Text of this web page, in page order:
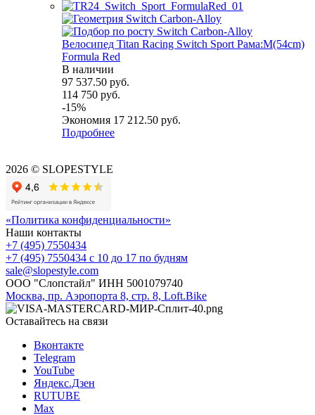
Велосипед Titan Racing Switch Sport Рама:M(54cm)
Formula Red
В наличии
97 537.50 руб.
114 750 руб.
-15%
Экономия 17 212.50 руб.
Подробнее
2026 © SLOPESTYLE
«Политика конфиденциальности»
Наши контакты
+7 (495) 7550434
+7 (495) 7550434 с 10 до 17 по будням
sale@slopestyle.com
ООО "Слопстайл" ИНН 5001079740
Москва, пр. Аэропорта 8, стр. 8, Loft.Bike
Оставайтесь на связи
Вконтакте
Telegram
YouTube
Яндекс.Дзен
RUTUBE
Max